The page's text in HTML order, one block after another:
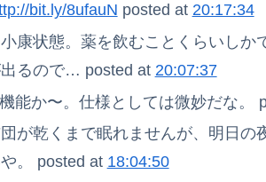
bit.ly/8ufauN posted at 20:17:34
康状態。薬を飲むことくらいしか
るので… posted at 20:07:37
能か〜。仕様としては微妙だな。
が乾くまで眠れませんが、明日の
。 posted at 18:04:50